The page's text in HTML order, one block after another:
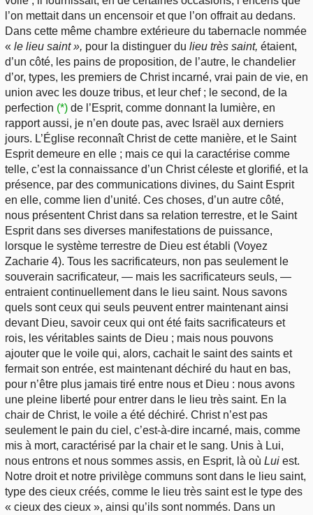
l’on mettait dans un encensoir et que l’on offrait au dedans.
Dans cette même chambre extérieure du tabernacle nommée
« le lieu saint », pour la distinguer du lieu très saint, étaient,
d’un côté, les pains de proposition, de l’autre, le chandelier
d’or, types, les premiers de Christ incarné, vrai pain de vie, en
union avec les douze tribus, et leur chef ; le second, de la
perfection (*) de l’Esprit, comme donnant la lumière, en
rapport aussi, je n’en doute pas, avec Israël aux derniers
jours. L’Église reconnaît Christ de cette manière, et le Saint
Esprit demeure en elle ; mais ce qui la caractérise comme
telle, c’est la connaissance d’un Christ céleste et glorifié, et la
présence, par des communications divines, du Saint Esprit
en elle, comme lien d’unité. Ces choses, d’un autre côté,
nous présentent Christ dans sa relation terrestre, et le Saint
Esprit dans ses diverses manifestations de puissance,
lorsque le système terrestre de Dieu est établi (Voyez
Zacharie 4). Tous les sacrificateurs, non pas seulement le
souverain sacrificateur, — mais les sacrificateurs seuls, —
entraient continuellement dans le lieu saint. Nous savons
quels sont ceux qui seuls peuvent entrer maintenant ainsi
devant Dieu, savoir ceux qui ont été faits sacrificateurs et
rois, les véritables saints de Dieu ; mais nous pouvons
ajouter que le voile qui, alors, cachait le saint des saints et
fermait son entrée, est maintenant déchiré du haut en bas,
pour n’être plus jamais tiré entre nous et Dieu : nous avons
une pleine liberté pour entrer dans le lieu très saint. En la
chair de Christ, le voile a été déchiré. Christ n’est pas
seulement le pain du ciel, c’est-à-dire incarné, mais, comme
mis à mort, caractérisé par la chair et le sang. Unis à Lui,
nous entrons et nous sommes assis, en Esprit, là où Lui est.
Notre droit et notre privilège communs sont dans le lieu saint,
type des cieux créés, comme le lieu très saint est le type des
« cieux des cieux », ainsi qu’ils sont nommés. Dans un